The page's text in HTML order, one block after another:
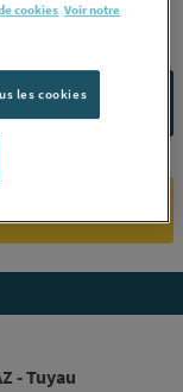
- Tuyau
cookies Voir notre
les cookies